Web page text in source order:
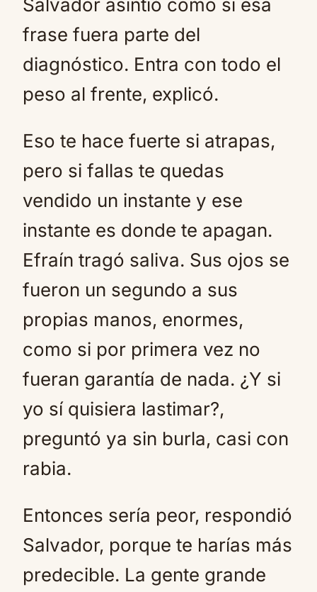
frase fuera parte del
diagnóstico. Entra con todo el
peso al frente, explicó.
Eso te hace fuerte si atrapas,
pero si fallas te quedas
vendido un instante y ese
instante es donde te apagan.
Efraín tragó saliva. Sus ojos se
fueron un segundo a sus
propias manos, enormes,
como si por primera vez no
fueran garantía de nada. ¿Y si
yo sí quisiera lastimar?,
preguntó ya sin burla, casi con
rabia.
Entonces sería peor, respondió
Salvador, porque te harías más
predecible. La gente grande